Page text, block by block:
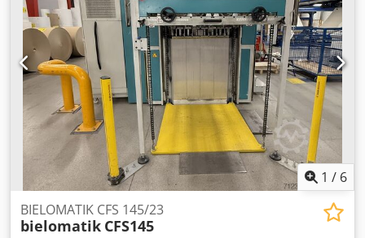
1 / 6
BIELOMATIK CFS 145/23
bielomatik CFS145